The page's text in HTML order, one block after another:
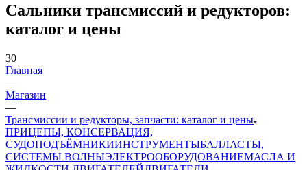
Сальники трансмиссий и редукторов:
каталог и цены
30
Главная
—
Магазин
—
Трансмиссии и редукторы, запчасти: каталог и цены
ПРИЦЕПЫ, КОНСЕРВАЦИЯ,
СУДОПОДЪЁМНИКИИНСТРУМЕНТЫБАЛЛАСТЫ,
СИСТЕМЫ ВОЛНЫЭЛЕКТРООБОРУДОВАНИЕМАСЛА И